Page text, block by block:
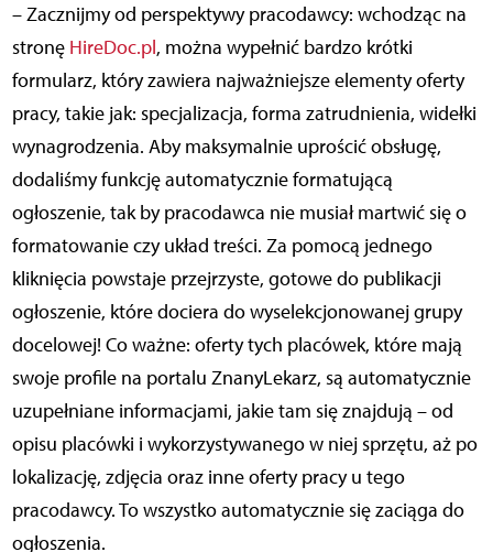
– Zacznijmy od perspektywy pracodawcy: wchodząc na
stronę HireDoc.pl, można wypełnić bardzo krótki
formularz, który zawiera najważniejsze elementy oferty
pracy, takie jak: specjalizacja, forma zatrudnienia, widełki
wynagrodzenia. Aby maksymalnie uprościć obsługę,
dodaliśmy funkcję automatycznie formatującą
ogłoszenie, tak by pracodawca nie musiał martwić się o
formatowanie czy układ treści. Za pomocą jednego
kliknięcia powstaje przejrzyste, gotowe do publikacji
ogłoszenie, które dociera do wyselekcjonowanej grupy
docelowej! Co ważne: oferty tych placówek, które mają
swoje profile na portalu ZnanyLekarz, są automatycznie
uzupełniane informacjami, jakie tam się znajdują – od
opisu placówki i wykorzystywanego w niej sprzętu, aż po
lokalizację, zdjęcia oraz inne oferty pracy u tego
pracodawcy. To wszystko automatycznie się zaciąga do
ogłoszenia.